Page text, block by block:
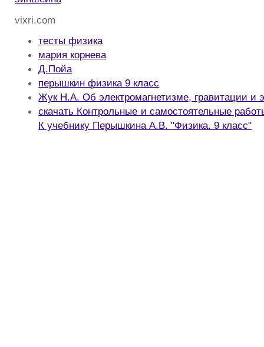
vixri.com
тесты физика
мария корнева
Д.Пойа
перышкин физика 9 класс
Жук Н.А. Об электромагнетизме, гравитации и
скачать Контрольные и самостоятельные
К учебнику Перышкина А.В. "Физика. 9 класс"